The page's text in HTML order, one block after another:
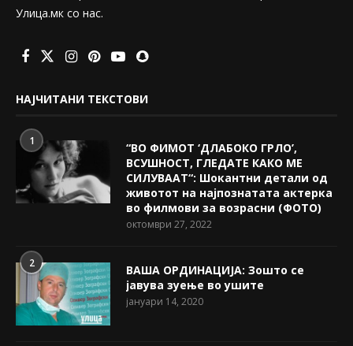
Улица.мк со нас.
НАЈЧИТАНИ ТЕКСТОВИ
1
“ВО ФИМОТ ‘ДЛАБОКО ГРЛО’,
ВСУШНОСТ, ГЛЕДАТЕ КАКО МЕ
СИЛУВААТ“: Шокантни детали од
животот на најпознатата актерка
во филмови за возрасни (ФОТО)
октомври 27, 2022
2
ВАША ОРДИНАЦИЈА: Зошто се
јавува зуење во ушите
јануари 14, 2020